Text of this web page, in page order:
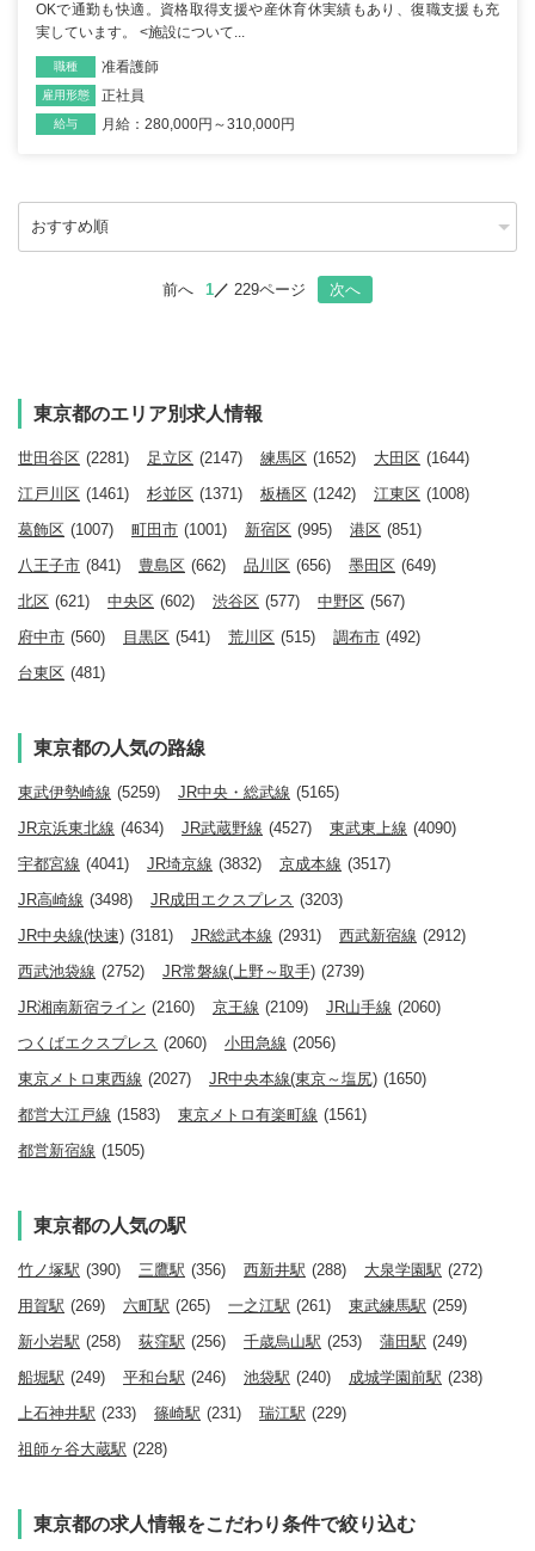
OKで通勤も快適。資格取得支援や産休育休実績もあり、復職支援も充
実しています。 <施設について...
職種 准看護師
雇用形態 正社員
給与 月給：280,000円～310,000円
前へ 1 229ページ 次へ
東京都のエリア別求人情報
世田谷区 (2281) 足立区 (2147) 練馬区 (1652) 大田区 (1644)
江戸川区 (1461) 杉並区 (1371) 板橋区 (1242) 江東区 (1008)
葛飾区 (1007) 町田市 (1001) 新宿区 (995) 港区 (851)
八王子市 (841) 豊島区 (662) 品川区 (656) 墨田区 (649)
北区 (621) 中央区 (602) 渋谷区 (577) 中野区 (567)
府中市 (560) 目黒区 (541) 荒川区 (515) 調布市 (492)
台東区 (481)
東京都の人気の路線
東武伊勢崎線 (5259) JR中央・総武線 (5165)
JR京浜東北線 (4634) JR武蔵野線 (4527) 東武東上線 (4090)
宇都宮線 (4041) JR埼京線 (3832) 京成本線 (3517)
JR高崎線 (3498) JR成田エクスプレス (3203)
JR中央線(快速) (3181) JR総武本線 (2931) 西武新宿線 (2912)
西武池袋線 (2752) JR常磐線(上野～取手) (2739)
JR湘南新宿ライン (2160) 京王線 (2109) JR山手線 (2060)
つくばエクスプレス (2060) 小田急線 (2056)
東京メトロ東西線 (2027) JR中央本線(東京～塩尻) (1650)
都営大江戸線 (1583) 東京メトロ有楽町線 (1561)
都営新宿線 (1505)
東京都の人気の駅
竹ノ塚駅 (390) 三鷹駅 (356) 西新井駅 (288) 大泉学園駅 (272)
用賀駅 (269) 六町駅 (265) 一之江駅 (261) 東武練馬駅 (259)
新小岩駅 (258) 荻窪駅 (256) 千歳烏山駅 (253) 蒲田駅 (249)
船堀駅 (249) 平和台駅 (246) 池袋駅 (240) 成城学園前駅 (238)
上石神井駅 (233) 篠崎駅 (231) 瑞江駅 (229)
祖師ヶ谷大蔵駅 (228)
東京都の求人情報をこだわり条件で絞り込む